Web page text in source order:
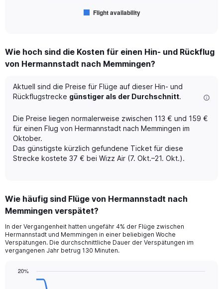
Range:
6
The
chart
has
Y
axis
displaying
Number
of
to
Flight availability
Wie hoch sind die Kosten für einen Hin- und Rückflug
von Hermannstadt nach Memmingen?
Aktuell sind die Preise für Flüge auf dieser Hin- und
Rückflugstrecke günstiger als der Durchschnitt.
Die Preise liegen normalerweise zwischen 113 € und 159 €
für einen Flug von Hermannstadt nach Memmingen im
Oktober.
Das günstigste kürzlich gefundene Ticket für diese
Strecke kostete 37 € bei Wizz Air (7. Okt.–21. Okt.).
Wie häufig sind Flüge von Hermannstadt nach
Memmingen verspätet?
In der Vergangenheit hatten ungefähr 4% der Flüge zwischen
Hermannstadt und Memmingen in einer beliebigen Woche
Verspätungen. Die durchschnittliche Dauer der Verspätungen im
vergangenen Jahr betrug 130 Minuten.
20%